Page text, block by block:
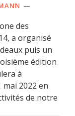
des
a organisé
puis un
édition
à
mai 2022 en
de notre